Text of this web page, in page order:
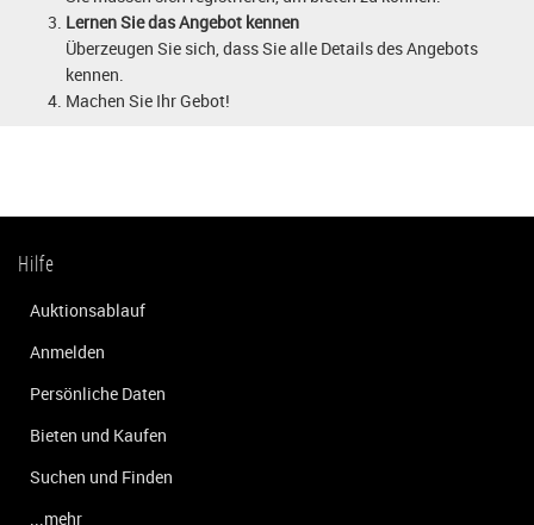
Lernen Sie das Angebot kennen
Überzeugen Sie sich, dass Sie alle Details des Angebots
kennen.
Machen Sie Ihr Gebot!
Hilfe
Auktionsablauf
Anmelden
Persönliche Daten
Bieten und Kaufen
Suchen und Finden
...mehr